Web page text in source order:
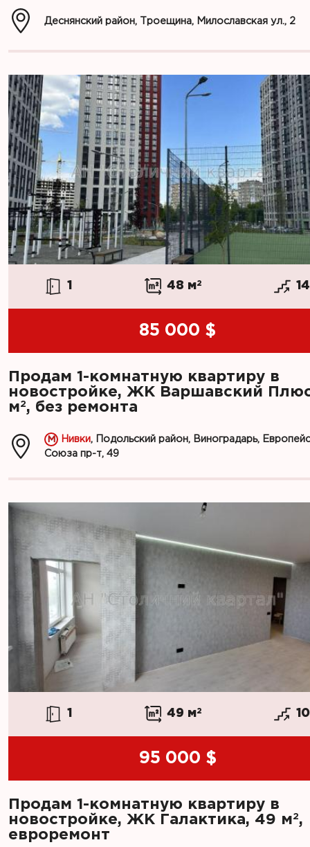
Деснянский район, Троещина, Милославская ул., 2
1 48 м2 14
85 000 $
Продам 1-комнатную квартиру в
новостройке, ЖК Варшавский
м2, без ремонта
Нивки, Подольский район, Виноградарь,
Союза пр-т, 49
1 49 м2 10
95 000 $
Продам 1-комнатную квартиру в
новостройке, ЖК Галактика, 49 м2,
евроремонт